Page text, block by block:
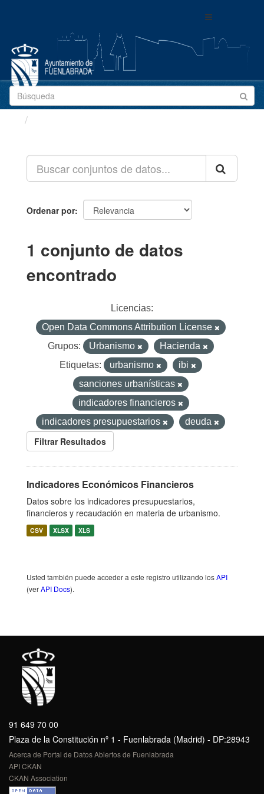
Toggle
Ordenar por
1 conjunto de datos
encontrado
Licencias:
Open Data Commons Attribution License
Grupos:
Urbanismo
Hacienda
Etiquetas:
urbanismo
ibi
sanciones urbanísticas
indicadores financieros
indicadores presupuestarios
deuda
Filtrar Resultados
Indicadores Económicos Financieros
Datos sobre los indicadores presupuestarios,
financieros y recaudación en materia de urbanismo.
CSV XLSX XLS
Usted también puede acceder a este registro utilizando losAPI
(verAPI Docs).
91 649 70 00
Plaza de la Constitución nº 1 - Fuenlabrada (Madrid) - DP:28943
Acerca de Portal de Datos Abiertos de Fuenlabrada
API CKAN
CKAN Association